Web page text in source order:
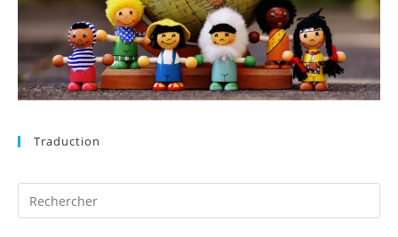
Traduction